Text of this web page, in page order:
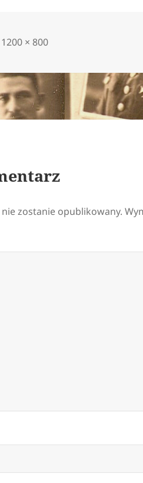
Pełny
1200 × 800
zostanie opublikowany.